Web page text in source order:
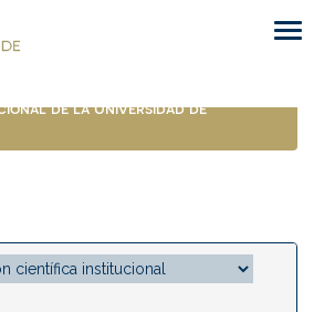
de la Universidad de